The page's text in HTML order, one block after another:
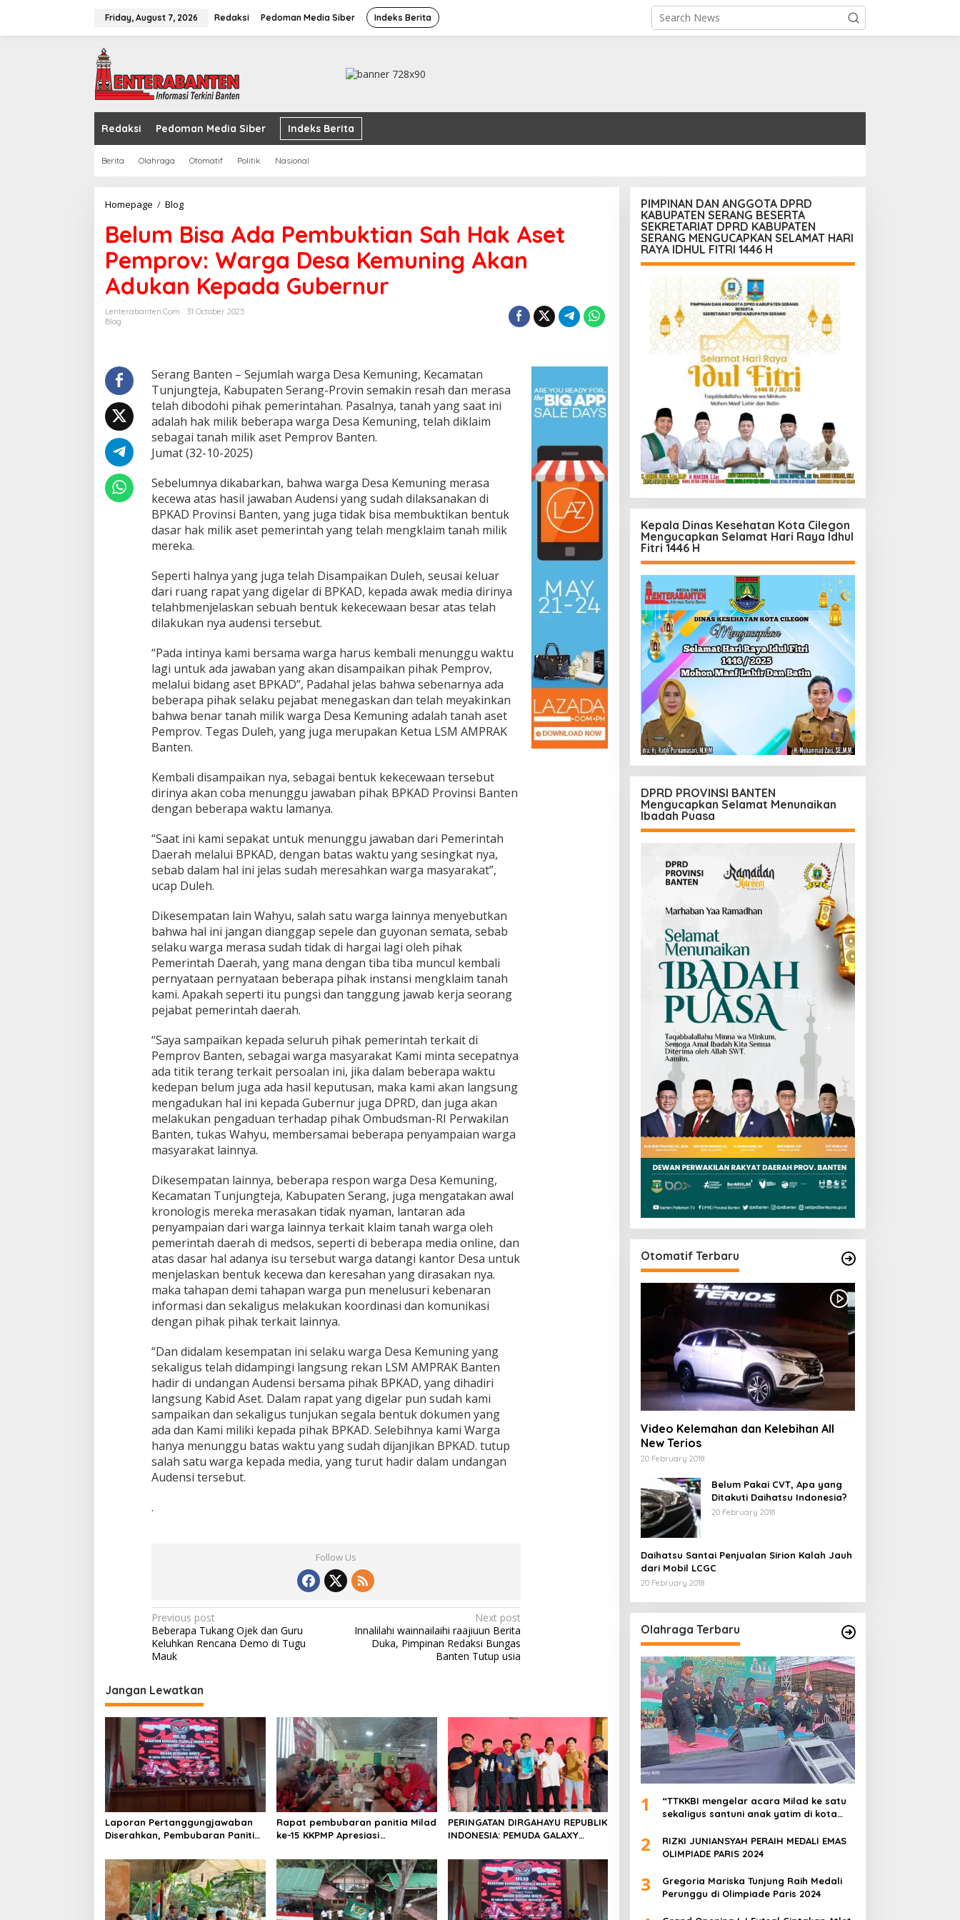
Friday, August 7, 2026 Redaksi Pedoman Media Siber Indeks Berita
Redaksi Pedoman Media Siber Indeks Berita
Berita Olahraga Otomatif Politik Nasional
Homepage / BlogBelum
Ada
Pembuktian
Sah
Hak
Aset
Pemprov:
Warga
Kepada
Gubernur
Belum Bisa Ada Pembuktian Sah Hak Aset
Pemprov: Warga Desa Kemuning Akan
Adukan Kepada Gubernur
Lenterabanten.com
31 October 2025
Blog
Serang Banten – Sejumlah warga Desa Kemuning, Kecamatan
Tunjungteja, Kabupaten Serang-Provin semakin resah dan merasa
telah dibodohi pihak pemerintahan. Pasalnya, tanah yang saat ini
adalah hak milik beberapa warga Desa Kemuning, telah diklaim
sebagai tanah milik aset Pemprov Banten.
Jumat (32-10-2025)
Sebelumnya dikabarkan, bahwa warga Desa Kemuning merasa
kecewa atas hasil jawaban Audensi yang sudah dilaksanakan di
BPKAD Provinsi Banten, yang juga tidak bisa membuktikan bentuk
dasar hak milik aset pemerintah yang telah mengklaim tanah milik
mereka.
Seperti halnya yang juga telah Disampaikan Duleh, seusai keluar
dari ruang rapat yang digelar di BPKAD, kepada awak media dirinya
telahbmenjelaskan sebuah bentuk kekecewaan besar atas telah
dilakukan nya audensi tersebut.
“Pada intinya kami bersama warga harus kembali menunggu waktu
lagi untuk ada jawaban yang akan disampaikan pihak Pemprov,
melalui bidang aset BPKAD”, Padahal jelas bahwa sebenarnya ada
beberapa pihak selaku pejabat menegaskan dan telah meyakinkan
bahwa benar tanah milik warga Desa Kemuning adalah tanah aset
Pemprov. Tegas Duleh, yang juga merupakan Ketua LSM AMPRAK
Banten.
Kembali disampaikan nya, sebagai bentuk kekecewaan tersebut
dirinya akan coba menunggu jawaban pihak BPKAD Provinsi Banten
dengan beberapa waktu lamanya.
“Saat ini kami sepakat untuk menunggu jawaban dari Pemerintah
Daerah melalui BPKAD, dengan batas waktu yang sesingkat nya,
sebab dalam hal ini jelas sudah meresahkan warga masyarakat”,
ucap Duleh.
Dikesempatan lain Wahyu, salah satu warga lainnya menyebutkan
bahwa hal ini jangan dianggap sepele dan guyonan semata, sebab
selaku warga merasa sudah tidak di hargai lagi oleh pihak
Pemerintah Daerah, yang mana dengan tiba tiba muncul kembali
pernyataan pernyataan beberapa pihak instansi mengklaim tanah
kami. Apakah seperti itu pungsi dan tanggung jawab kerja seorang
pejabat pemerintah daerah.
“Saya sampaikan kepada seluruh pihak pemerintah terkait di
Pemprov Banten, sebagai warga masyarakat Kami minta secepatnya
ada titik terang terkait persoalan ini, jika dalam beberapa waktu
kedepan belum juga ada hasil keputusan, maka kami akan langsung
mengadukan hal ini kepada Gubernur juga DPRD, dan juga akan
melakukan pengaduan terhadap pihak Ombudsman-RI Perwakilan
Banten, tukas Wahyu, membersamai beberapa penyampaian warga
masyarakat lainnya.
Dikesempatan lainnya, beberapa respon warga Desa Kemuning,
Kecamatan Tunjungteja, Kabupaten Serang, juga mengatakan awal
kronologis mereka merasakan tidak nyaman, lantaran ada
penyampaian dari warga lainnya terkait klaim tanah warga oleh
pemerintah daerah di medsos, seperti di beberapa media online, dan
atas dasar hal adanya isu tersebut warga datangi kantor Desa untuk
menjelaskan bentuk kecewa dan keresahan yang dirasakan nya.
maka tahapan demi tahapan warga pun menelusuri kebenaran
informasi dan sekaligus melakukan koordinasi dan komunikasi
dengan pihak pihak terkait lainnya.
“Dan didalam kesempatan ini selaku warga Desa Kemuning yang
sekaligus telah didampingi langsung rekan LSM AMPRAK Banten
hadir di undangan Audensi bersama pihak BPKAD, yang dihadiri
langsung Kabid Aset. Dalam rapat yang digelar pun sudah kami
sampaikan dan sekaligus tunjukan segala bentuk dokumen yang
ada dan Kami miliki kepada pihak BPKAD. Selebihnya kami Warga
hanya menunggu batas waktu yang sudah dijanjikan BPKAD. tutup
salah satu warga kepada media, yang turut hadir dalam undangan
Audensi tersebut.
.
Follow Us
Post
navigation
Previous post
Beberapa Tukang Ojek dan Guru
Keluhkan Rencana Demo di Tugu
Mauk
Next post
Innalilahi wainnailaihi raajiuun Berita
Duka, Pimpinan Redaksi Bungas
Banten Tutup usia
Jangan Lewatkan
Laporan Pertanggungjawaban
Diserahkan, Pembubaran Panitia
Rapat pembubaran panitia Milad
ke-15 KKPMP Apresiasi
Perkuat Solidaritas Organisasi
bertempat Kubang Laban
Jombang Cilegon Rm Sate Bebek
Nong ViNY.
PERINGATAN DIRGAHAYU REPUBLIK
INDONESIA: PEMUDA GALAXY
MERIAHKAN HUT KE-81
PIMPINAN DAN ANGGOTA DPRD
KABUPATEN SERANG BESERTA
SEKRETARIAT DPRD KABUPATEN
SERANG MENGUCAPKAN SELAMAT HARI
RAYA IDHUL FITRI 1446 H
Kepala Dinas Kesehatan Kota Cilegon
Mengucapkan Selamat Hari Raya Idhul
Fitri 1446 H
DPRD PROVINSI BANTEN
Mengucapkan Selamat Menunaikan
Ibadah Puasa
Otomatif Terbaru
Video Kelemahan dan Kelebihan All
New Terios
20 February 2018
Belum Pakai CVT, Apa yang
Ditakuti Daihatsu Indonesia?
20 February 2018
Daihatsu Santai Penjualan Sirion Kalah Jauh
dari Mobil LCGC
20 February 2018
Olahraga Terbaru
1
“TTKKBI mengelar acara Milad ke satu
sekaligus santuni anak yatim di kota
2
RIZKI JUNIANSYAH PERAIH MEDALI EMAS
OLIMPIADE PARIS 2024
3
Gregoria Mariska Tunjung Raih Medali
Perunggu di Olimpiade Paris 2024